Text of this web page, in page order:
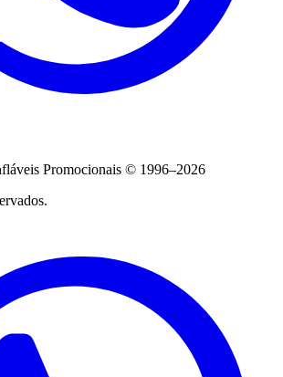
Promocionais © 1996–2026